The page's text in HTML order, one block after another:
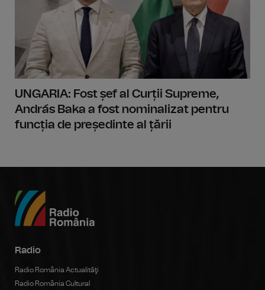
UNGARIA: Fost șef al Curții Supreme,
András Baka a fost nominalizat pentru
funcția de președinte al țării
Radio
Radio România Actualităţi
Radio România Cultural